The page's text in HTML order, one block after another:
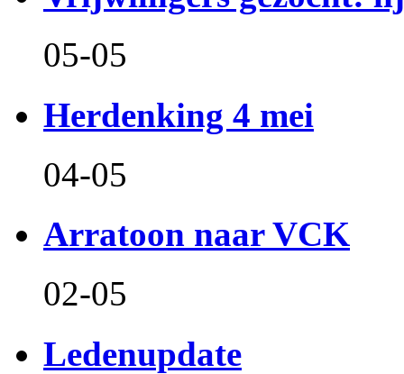
05-05
Herdenking 4 mei
04-05
Arratoon naar VCK
02-05
Ledenupdate